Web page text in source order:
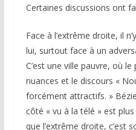
Certaines discussions ont
Face à l’extrême droite, il
lui, surtout face à un
C’est une ville pauvre, où le
nuances et le discours «
forcément attractifs. »
côté « vu à la télé » est plus
que l’extrême droite, c’est